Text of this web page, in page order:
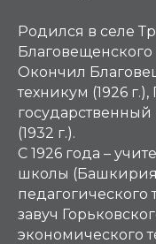
Родился в селе
Окончил
техникум (1926
государственный
(1932 г.).
С 1926 года –
школы
педагогического
завуч
экономического